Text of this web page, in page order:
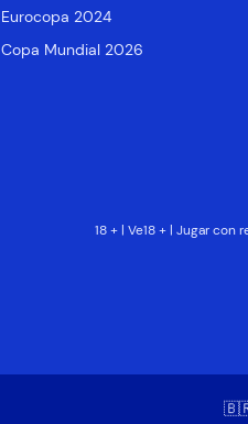
Eurocopa 2024
Copa Mundial 2026
18 + | Ve18 + | Jugar
🇧🇷